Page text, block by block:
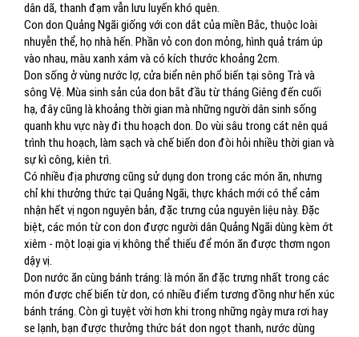
dân dã, thanh đạm vẫn lưu luyến khó quên.
Con don Quảng Ngãi giống với con dắt của miền Bắc, thuộc loài
nhuyễn thể, họ nhà hến. Phần vỏ con don mỏng, hình quả trám úp
vào nhau, màu xanh xám và có kích thước khoảng 2cm.
Don sống ở vùng nước lợ, cửa biển nên phổ biến tại sông Trà và
sông Vệ. Mùa sinh sản của don bắt đầu từ tháng Giêng đến cuối
hạ, đây cũng là khoảng thời gian mà những người dân sinh sống
quanh khu vực này đi thu hoạch don. Do vùi sâu trong cát nên quá
trình thu hoạch, làm sạch và chế biến don đòi hỏi nhiều thời gian và
sự kì công, kiên trì.
Có nhiều địa phương cũng sử dụng don trong các món ăn, nhưng
chỉ khi thưởng thức tại Quảng Ngãi, thực khách mới có thể cảm
nhận hết vị ngon nguyên bản, đặc trưng của nguyên liệu này. Đặc
biệt, các món từ con don được người dân Quảng Ngãi dùng kèm ớt
xiêm - một loại gia vị không thể thiếu để món ăn được thơm ngon
dậy vị.
Don nước ăn cùng bánh tráng: là món ăn đặc trưng nhất trong các
món được chế biến từ don, có nhiều điểm tương đồng như hến xúc
bánh tráng. Còn gì tuyệt vời hơn khi trong những ngày mưa rơi hay
se lạnh, bạn được thưởng thức bát don ngọt thanh, nước dùng